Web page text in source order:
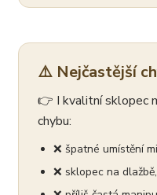
⚠️ Nejčastější
👉 I kvalitní sklopec
chybu:
❌ špatné umístění
❌ sklopec na